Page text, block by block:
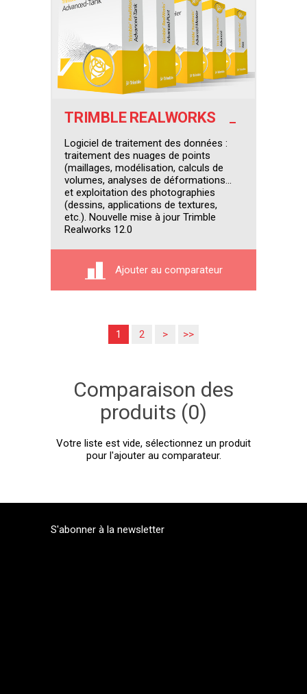
TRIMBLE REALWORKS
Logiciel de traitement des données :
traitement des nuages de points
(maillages, modélisation, calculs de
volumes, analyses de déformations...
et exploitation des photographies
(dessins, applications de textures,
etc.). Nouvelle mise à jour Trimble
Realworks 12.0
Ajouter au comparateur
1 2 > >>
Comparaison des
produits (0)
Votre liste est vide, sélectionnez un produit
pour l'ajouter au comparateur.
S'abonner à la newsletter